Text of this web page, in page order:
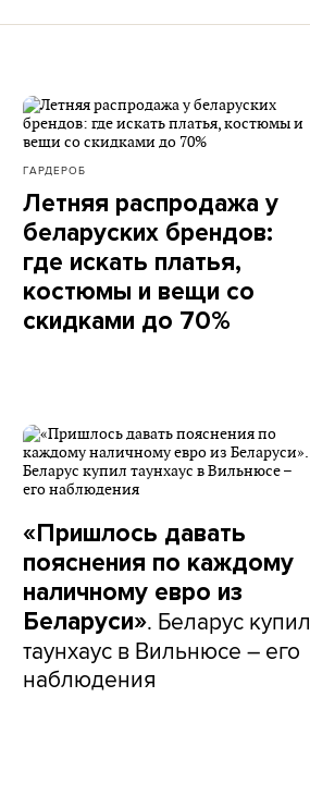
ГАРДЕРОБ
Летняя распродажа у
беларуских брендов:
где искать платья,
костюмы и вещи со
скидками до 70%
«Пришлось давать
пояснения по каждому
наличному евро из
Беларуси». Беларус купил
таунхаус в Вильнюсе – его
наблюдения